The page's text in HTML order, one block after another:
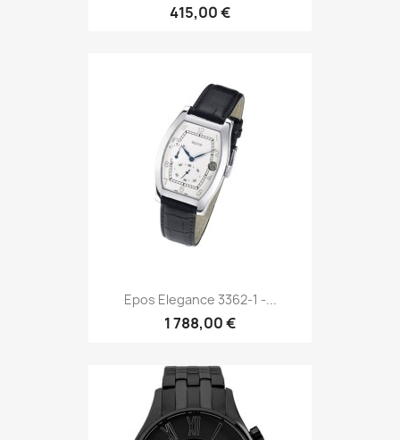
415,00 €
Epos Elegance 3362-1 -...
1 788,00 €